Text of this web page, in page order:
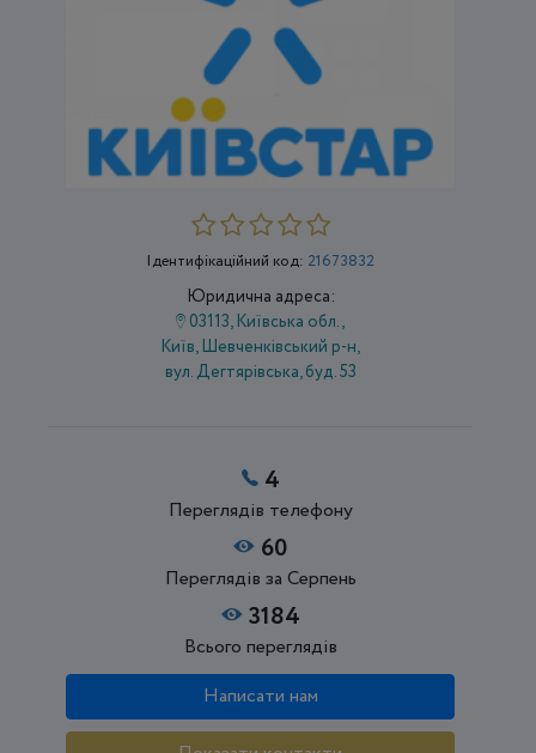
Ідентифікаційний код: 21673832
Юридична адреса:
03113, Київська обл.,
Київ, Шевченківський р-н,
вул. Дегтярівська, буд. 53
4
Переглядів телефону
60
Переглядів за Серпень
3184
Всього переглядів
Написати нам